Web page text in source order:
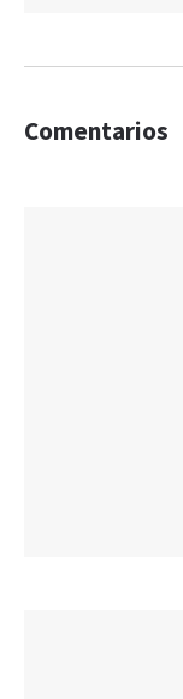
Comentarios